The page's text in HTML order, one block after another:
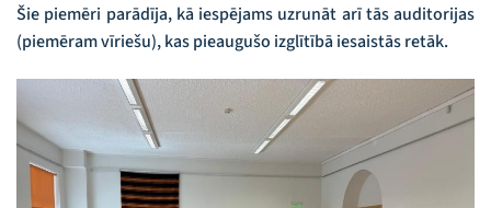
Šie piemēri parādīja, kā iespējams uzrunāt arī tās auditorijas
(piemēram vīriešu), kas pieaugušo izglītībā iesaistās retāk.